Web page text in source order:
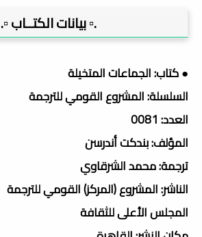
.▫️ بيانات الكتــاب ▫️.
● كتاب: الجماعات المتخيلة
السلسلة: المشروع القومي للترجمة
العدد: 0081
المؤلف: بندكت أندرسن
ترجمة: محمد الشرقاوي
الناشر: المشروع (المركز) القومي للترجمة
المجلس الأعلى للثقافة